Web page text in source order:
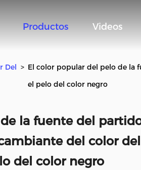
Productos Videos
Del > El color popular del pelo de la
el pelo del color negro
la fuente del
del color del
del color negro